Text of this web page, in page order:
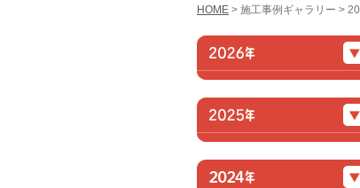
HOME > 施工事例ギャラリー >